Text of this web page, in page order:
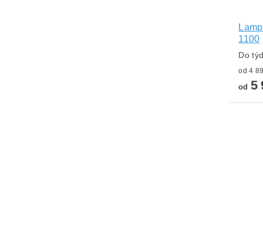
1100
Do
od 5